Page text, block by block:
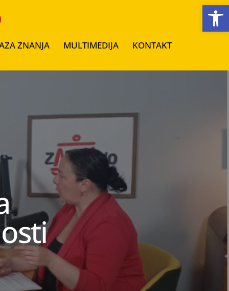
Open toolbar
ZNANJA MULTIMEDIJA KONTAKT